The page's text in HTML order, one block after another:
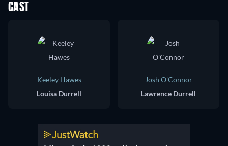
CAST
Keeley Hawes
Louisa Durrell
Josh O'Connor
Lawrence Durrell